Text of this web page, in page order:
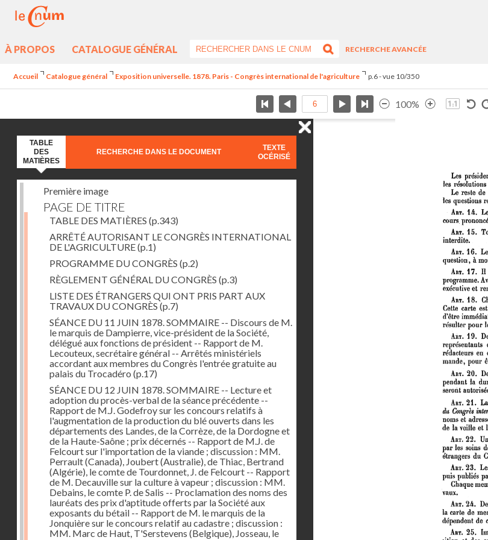
À PROPOS CATALOGUE GÉNÉRAL
RECHERCHE AVANCÉE
Accueil Catalogue général Exposition universelle. 1878. Paris - Congrès international de l'agriculture p.6 - vue 10/350
100%
TABLE
DES
MATIÈRES
RECHERCHE DANS LE DOCUMENT
TEXTE
OCÉRISÉ
Première image
PAGE DE TITRE
TABLE DES MATIÈRES (p.343)
ARRÊTÉ AUTORISANT LE CONGRÈS INTERNATIONAL
DE L'AGRICULTURE(p.1)
PROGRAMME DU CONGRÈS (p.2)
RÈGLEMENT GÉNÉRAL DU CONGRÈS (p.3)
LISTE DES ÉTRANGERS QUI ONT PRIS PART AUX
TRAVAUX DU CONGRÈS (p.7)
SÉANCE DU 11 JUIN 1878. SOMMAIRE -- Discours de M.
le marquis de Dampierre, vice-président de la Société,
délégué aux fonctions de président -- Rapport de M.
Lecouteux, secrétaire général -- Arrêtés ministériels
accordant aux membres du Congrès l'entrée gratuite au
palais du Trocadéro (p.17)
SÉANCE DU 12 JUIN 1878. SOMMAIRE -- Lecture et
adoption du procès-verbal de la séance précédente --
Rapport de M.J. Godefroy sur les concours relatifs à
l'augmentation de la production du blé ouverts dans les
départements des Landes, de la Corrèze, de la Dordogne et
de la Haute-Saône ; prix décernés -- Rapport de M.J. de
Felcourt sur l'importation de la viande ; discussion : MM.
Perrault (Canada), Joubert (Australie), de Thiac, Bertrand
(Algérie), le comte de Tourdonnet, J. de Felcourt -- Rapport
de M. Decauville sur la culture à vapeur ; discussion : MM.
Debains, le comte P. de Salis -- Proclamation des noms des
lauréats des prix d'aptitude offerts par la Société aux
exposants du bétail -- Rapport de M. le marquis de la
Jonquière sur le concours relatif au cadastre ; discussion :
MM. Marc de Haut, T'Serstevens (Belgique), Josseau, le